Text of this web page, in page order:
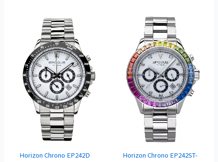
Horizon Chrono EP242D
Horizon Chrono EP242ST-